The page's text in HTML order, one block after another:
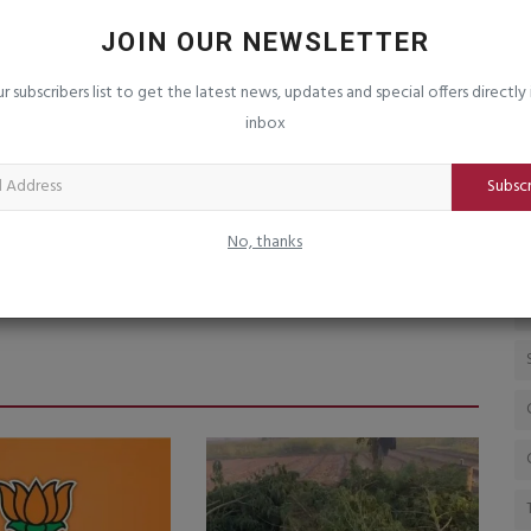
JOIN OUR NEWSLETTER
subscribers list to get the latest news, updates and special offers directly
inbox
No, thanks
રૂ.
વિજયોત્સવ : આખી રાત ઉજવણી
saurashtrabhoomi Mar 9, 2026